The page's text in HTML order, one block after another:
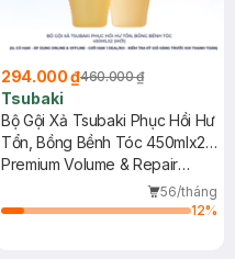
294.000 ₫460.000 ₫
Tsubaki
Bộ Gội Xả Tsubaki Phục Hồi Hư
Tổn, Bồng Bềnh Tóc 450mlx2
(Mới)
Premium Volume & Repair
Shampoo + Conditioner56/tháng
12%